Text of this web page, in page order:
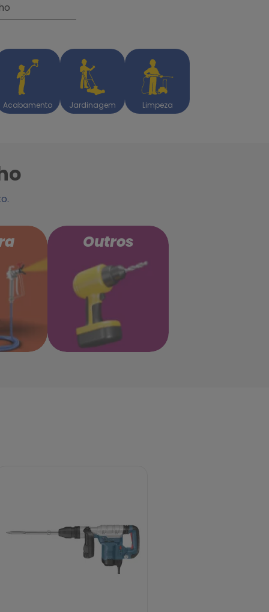
Acabamento Jardinagem Limpeza
Outros